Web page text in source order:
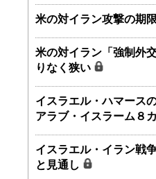
米の対イラン攻撃の期
米の対イラン「強制外
りなく狭い
イスラエル・ハマース
アラブ・イスラーム８
イスラエル・イラン戦
と見通し